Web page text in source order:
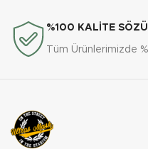
%100 KALİTE SÖZÜ
Tüm Ürünlerimizde